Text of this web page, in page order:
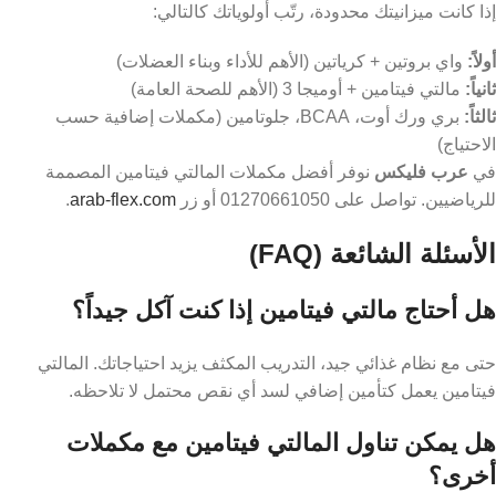
إذا كانت ميزانيتك محدودة، رتّب أولوياتك كالتالي:
أولاً: واي بروتين + كرياتين (الأهم للأداء وبناء العضلات)
ثانياً: مالتي فيتامين + أوميجا 3 (الأهم للصحة العامة)
ثالثاً:
بري ورك أوت، BCAA، جلوتامين (مكملات إضافية حسب
الاحتياج)
في عرب فليكس نوفر أفضل مكملات المالتي فيتامين المصممة
للرياضيين. تواصل على 01270661050 أو زر
arab-flex.com
.
الأسئلة الشائعة (FAQ)
هل أحتاج مالتي فيتامين إذا كنت آكل جيداً؟
حتى مع نظام غذائي جيد، التدريب المكثف يزيد احتياجاتك. المالتي
فيتامين يعمل كتأمين إضافي لسد أي نقص محتمل لا تلاحظه.
هل يمكن تناول المالتي فيتامين مع مكملات
أخرى؟